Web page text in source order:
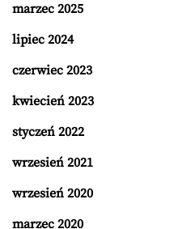
marzec 2025
lipiec 2024
czerwiec 2023
kwiecień 2023
styczeń 2022
wrzesień 2021
wrzesień 2020
marzec 2020